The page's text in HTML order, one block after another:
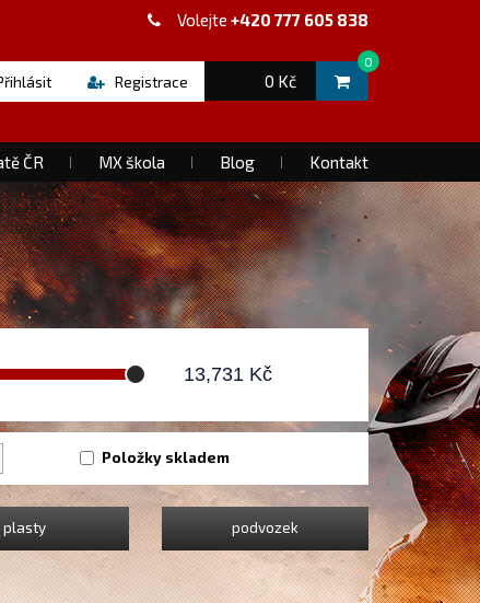
Volejte +420 777 605 838
0 Kč
0
Registrace
ČR MX škola Blog Kontakt
13,731Kč
Položky skladem
plasty podvozek